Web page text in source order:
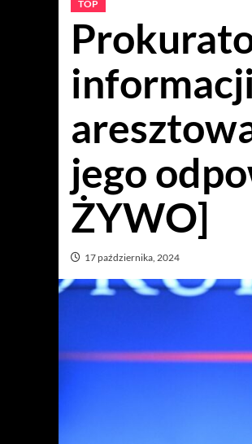
TOP
jego
ŻYWO]
17 października, 2024